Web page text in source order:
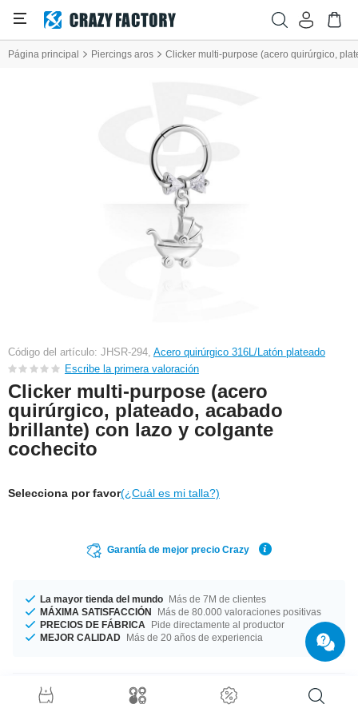
Página principal Piercings aros Clicker multi-purpose (acero quirúrgico,
Código del artículo: JHSR-294, Acero quirúrgico 316L/Latón plateado
Escribe la primera valoración
Clicker multi-purpose (acero
quirúrgico, plateado, acabado
brillante) con lazo y colgante
cochecito
Selecciona por favor(¿Cuál es mi talla?)
Garantía de mejor precio Crazy
La mayor tienda del mundo Más de 7M de clientes
MÁXIMA SATISFACCIÓN
Más de 80.000 valoraciones positivas
PRECIOS DE FÁBRICA
Pide directamente al productor
MEJOR CALIDAD Más de 20 años de experiencia